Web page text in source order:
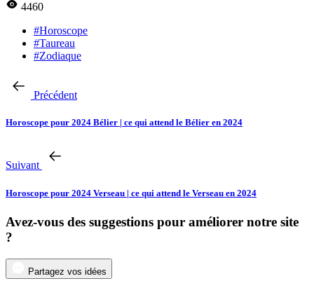
4460
#Horoscope
#Taureau
#Zodiaque
Précédent
Horoscope pour 2024 Bélier | ce qui attend le Bélier en 2024
Suivant
Horoscope pour 2024 Verseau | ce qui attend le Verseau en 2024
Avez-vous des suggestions pour améliorer notre site
?
Partagez vos idées